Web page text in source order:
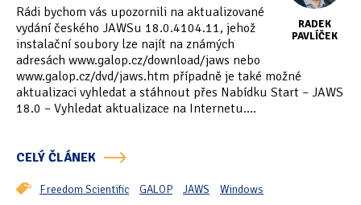
RADEK
PAVLÍČEK
Rádi bychom vás upozornili na aktualizované
vydání českého JAWSu 18.0.4104.11, jehož
instalační soubory lze najít na známých
adresách www.galop.cz/download/jaws nebo
www.galop.cz/dvd/jaws.htm případně je také možné
aktualizaci vyhledat a stáhnout přes Nabídku Start – JAWS
18.0 – Vyhledat aktualizace na Internetu....
CELÝ ČLÁNEK
Freedom Scientific GALOP JAWS Windows